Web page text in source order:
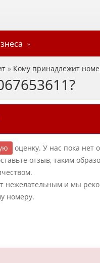
» Кому принадлежит
оценку. У нас пока нет
отзыв, таким
нежелательным и мы
номеру.